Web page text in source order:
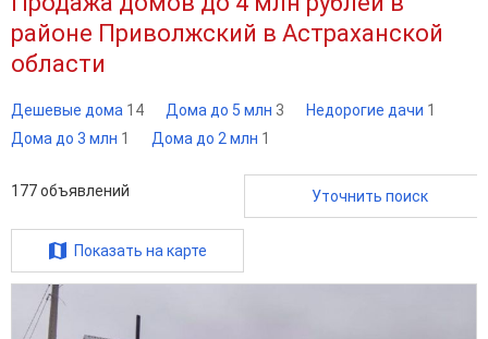
районе Приволжский в Астраханской
области
Дешевые дома 14 Дома до 5 млн 3 Недорогие дачи 1
Дома до 3 млн 1 Дома до 2 млн 1
177объявлений Уточнить поиск
Показать на карте